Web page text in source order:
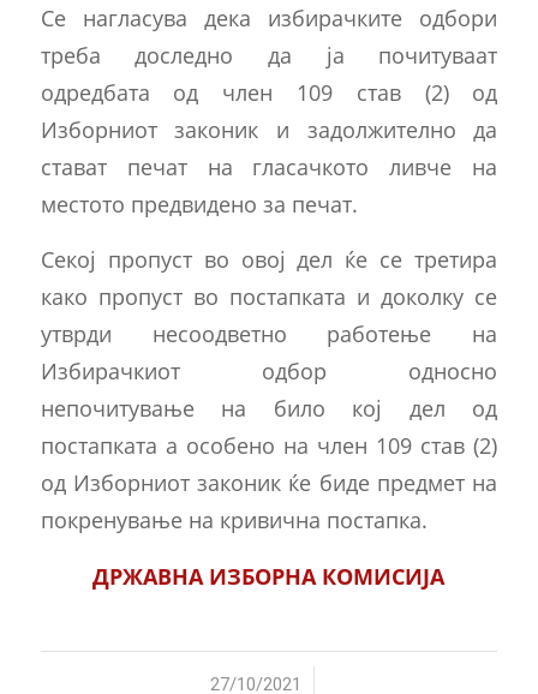
Се нагласува дека избирачките одбори
треба доследно да ја почитуваат
одредбата од член 109 став (2) од
Изборниот законик и задолжително да
стават печат на гласачкото ливче на
местото предвидено за печат.
Секој пропуст во овој дел ќе се третира
како пропуст во постапката и доколку се
утврди несоодветно работење на
Избирачкиот одбор односно
непочитување на било кој дел од
постапката а особено на член 109 став (2)
од Изборниот законик ќе биде предмет на
покренување на кривична постапка.
ДРЖАВНА ИЗБОРНА КОМИСИЈА
27/10/2021
/